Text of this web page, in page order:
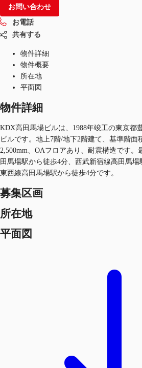
お問い合わせ
お電話
共有する
物件詳細
物件概要
所在地
平面図
物件詳細
KDX高田馬場ビルは、1988年竣工の東京都
ビルです。地上7階/地下2階建て、基準階面
2,500mm、OAフロアあり、耐震構造です。
田馬場駅から徒歩4分、西武新宿線高田馬
東西線高田馬場駅から徒歩4分です。
募集区画
所在地
平面図